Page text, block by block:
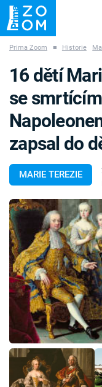
ZÁHADY
Témata
Témata
Pořady
TV Program
Časopis
Sledujte prima+
Přihlášení
Prima Zoom ■ Historie
MARIE TEREZIE
16 dětí
se
zapsal do